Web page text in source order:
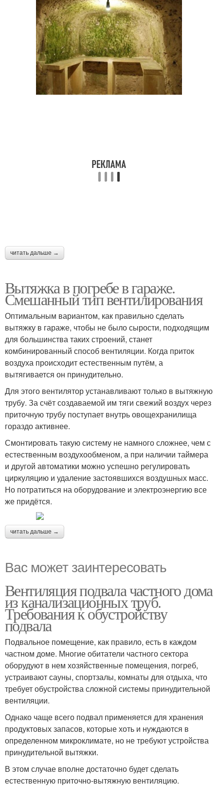
читать дальше →
Вытяжка в погребе в гараже.
Смешанный тип вентилирования
Оптимальным вариантом, как правильно сделать
вытяжку в гараже, чтобы не было сырости, подходящим
для большинства таких строений, станет
комбинированный способ вентиляции. Когда приток
воздуха происходит естественным путём, а
вытягивается он принудительно.
Для этого вентилятор устанавливают только в вытяжную
трубу. За счёт создаваемой им тяги свежий воздух через
приточную трубу поступает внутрь овощехранилища
гораздо активнее.
Смонтировать такую систему не намного сложнее, чем с
естественным воздухообменом, а при наличии таймера
и другой автоматики можно успешно регулировать
циркуляцию и удаление застоявшихся воздушных масс.
Но потратиться на оборудование и электроэнергию все
же придётся.
читать дальше →
Вас может заинтересовать
Вентиляция подвала частного дома
из канализационных труб.
Требования к обустройству
подвала
Подвальное помещение, как правило, есть в каждом
частном доме. Многие обитатели частного сектора
оборудуют в нем хозяйственные помещения, погреб,
устраивают сауны, спортзалы, комнаты для отдыха, что
требует обустройства сложной системы принудительной
вентиляции.
Однако чаще всего подвал применяется для хранения
продуктовых запасов, которые хоть и нуждаются в
определенном микроклимате, но не требуют устройства
принудительной вытяжки.
В этом случае вполне достаточно будет сделать
естественную приточно-вытяжную вентиляцию.